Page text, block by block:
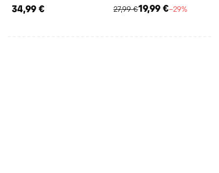
34,99 €
27,99 €19,99 €−29%